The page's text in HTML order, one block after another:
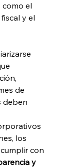
como el
y el
de
deben
los
con
y